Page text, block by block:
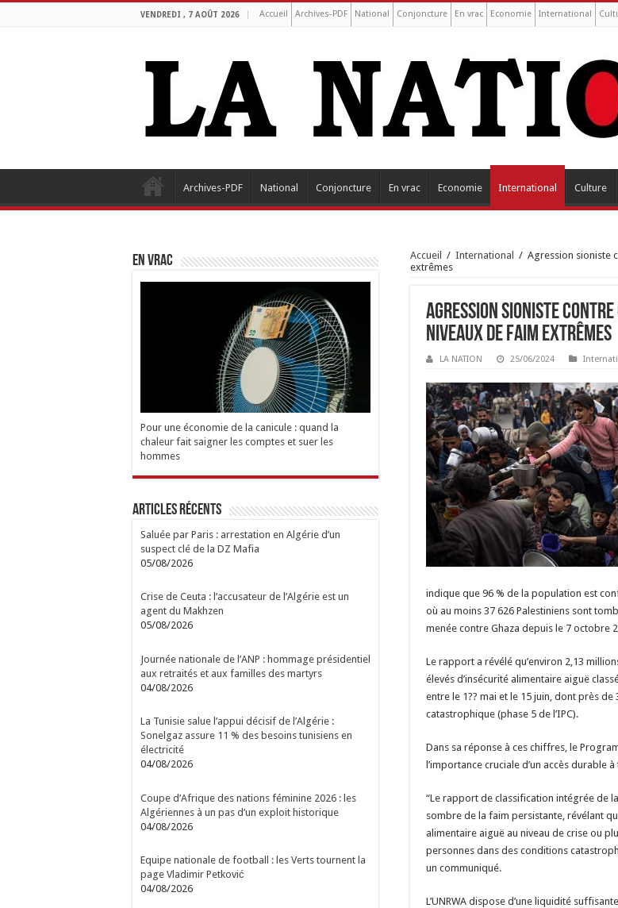
VENDREDI , 7 AOÛT 2026 Accueil Archives-PDF National Conjoncture En vrac Economie International
Archives-PDF National Conjoncture En vrac Economie International Culture
Accueil / International / Agression sioniste
extrêmes
Agression sioniste contre
niveaux de faim extrêmes
LA NATION 25/06/2024
indique que 96 % de la population est
où au moins 37 626 Palestiniens sont
menée contre Ghaza depuis le 7 octobre
Le rapport a révélé qu’environ 2,13
élevés d’insécurité alimentaire aiguë
entre le 1?? mai et le 15 juin, dont près
catastrophique (phase 5 de l’IPC).
Dans sa réponse à ces chiffres, le
l’importance cruciale d’un accès durable
“Le rapport de classification intégrée de
sombre de la faim persistante, révélant
alimentaire aiguë au niveau de crise ou
personnes dans des conditions
un communiqué.
L’UNRWA dispose d’une liquidité
EN VRAC
Pour une économie de la canicule : quand la
chaleur fait saigner les comptes et suer les
hommes
Articles Récents
Saluée par Paris : arrestation en Algérie d’un
suspect clé de la DZ Mafia
05/08/2026
Crise de Ceuta : l’accusateur de l’Algérie est un
agent du Makhzen
05/08/2026
Journée nationale de l’ANP : hommage présidentiel
aux retraités et aux familles des martyrs
04/08/2026
La Tunisie salue l’appui décisif de l’Algérie :
Sonelgaz assure 11 % des besoins tunisiens en
électricité
04/08/2026
Coupe d’Afrique des nations féminine 2026 : les
Algériennes à un pas d’un exploit historique
04/08/2026
Equipe nationale de football : les Verts tournent la
page Vladimir Petković
04/08/2026